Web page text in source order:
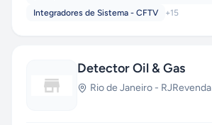
Integradores de Sistema - CFTV
+15
Detector Oil & Gas
Rio de Janeiro - RJRevenda